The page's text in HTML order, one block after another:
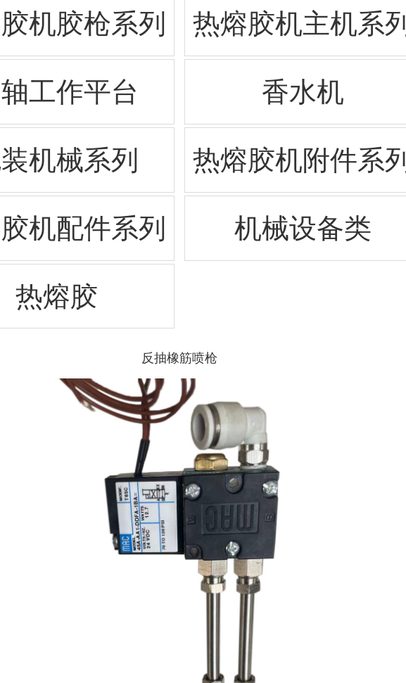
机胶枪系列 热熔胶机主机系列
工作平台 香水机
机械系列 热熔胶机附件系列
机配件系列 机械设备类
热熔胶
反抽橡筋喷枪